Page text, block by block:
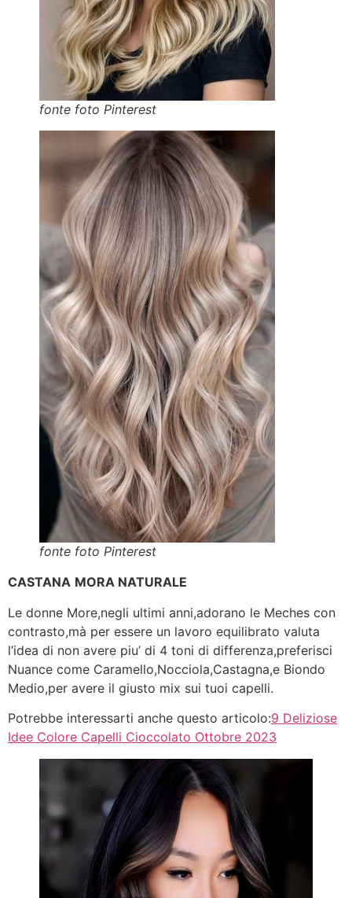
fonte foto Pinterest
fonte foto Pinterest
CASTANA MORA NATURALE
Le donne More,negli ultimi anni,adorano le Meches con
contrasto,mà per essere un lavoro equilibrato valuta
l’idea di non avere piu’ di 4 toni di differenza,preferisci
Nuance come Caramello,Nocciola,Castagna,e Biondo
Medio,per avere il giusto mix sui tuoi capelli.
Potrebbe interessarti anche questo articolo:9 Deliziose
Idee Colore Capelli Cioccolato Ottobre 2023